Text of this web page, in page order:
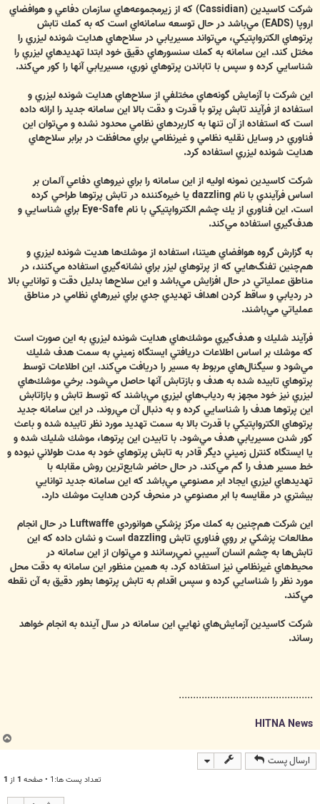
شركت كاسيدين (Cassidian) كه از زيرمجموعه‌هاي سازمان دفاعي و هوافضاي
اروپا (EADS) مي‌باشد در حال توسعه سامانه‌اي است كه به كمك تابش
پرتوهاي الكترواپتيكي، مي‌تواند مسيريابي در سلاح‌هاي هدايت شونده ليزري را
مختل كند. اين سامانه به كمك سنسورهاي دقيق خود ابتدا تهديدهاي ليزري را
شناسايي كرده و سپس با تاباندن پرتوهاي نوري، مسيريابي آنها را كور مي‌كند.
اين شركت با آزمايش گونه‌هاي مختلفي از سلاح‌هاي هدايت شونده ليزري و
استفاده از فرآيند تابش پرتو با قدرت و دقت بالا اين سامانه جديد را ارائه داده
است كه استفاده از آن تنها به كاربردهاي نظامي محدود نشده و مي‌توان اين
فناوري در وسايل نقليه نظامي و غيرنظامي براي محافظت در برابر سلاح‌هاي
هدايت شونده ليزري استفاده كرد.
شركت كاسيدين نمونه اوليه از اين سامانه را براي نيروهاي دفاعي آلمان بر
اساس فرآيندي با نام dazzling يا خيره‌كننده در تابش پرتوها طراحي كرده
است. اين فناوري از يك چشم الكترواپتيكي با نام Eye-Safe براي شناسايي و
هدف‌گيري استفاده مي‌كند.
به گزارش گروه هوافضاي هيتنا، استفاده از موشك‌ها هديت شونده ليزري و
هم‌چنين تفنگ‌هايي كه از پرتوهاي ليزر براي نشانه‌گيري استفاده مي‌كنند، در
مناطق عملياتي در حال افزايش مي‌باشد و اين سلاح‌ها بدليل دقت و توانايي بالا
در رديابي و ساقط كردن اهداف تهديدي جدي براي نيررهاي نظامي در مناطق
عملياتي مي‌باشند.
فرآيند شليك و هدف‌گيري موشك‌هاي هدايت شونده ليزري به اين صورت است
كه موشك بر اساس اطلاعات دريافتي ايستگاه زميني به سمت هدف شليك
مي‌شود و سيگنال‌هاي مربوط به مسير را دريافت مي‌كند. اين اطلاعات توسط
پرتوهاي تابيده شده به هدف و بازتابش آنها حاصل مي‌شود. برخي موشك‌هاي
ليزري نيز خود مجهز به ردياب‌هاي ليزري مي‌باشند كه توسط تابش و بازاتابش
اين پرتوها هدف را شناسايي كرده و به دنبال آن مي‌روند. در اين سامانه جديد
پرتوهاي الكترواپتيكي با قدرت بالا به سمت تهديد مورد نظر تابيده شده و باعث
كور شدن مسيريابي هدف مي‌شود. با تابيدن اين پرتوها، موشك شليك شده و
يا ايستگاه كنترل زميني ديگر قادر به تابش پرتوهاي خود به مدت طولاني نبوده و
خط مسير هدف را گم مي‌كند. در حال حاضر شايع‌ترين روش مقابله با
تهديدهاي ليزري ايجاد ابر مصنوعي مي‌باشد كه اين سامانه جديد توانايي
بيشتري در مقايسه با ابر مصنوعي در منحرف كردن هدايت موشك دارد.
اين شركت هم‌چنين به كمك مركز پزشكي هوانوردي Luftwaffe در حال انجام
مطالعات پزشكي بر روي فناوري تابش dazzling است و نشان داده كه اين
تابش‌ها به چشم انسان آسيبي نمي‌رسانند و مي‌توان از اين سامانه در
محيط‌هاي غيرنظامي نيز استفاده كرد. به همين منظور اين سامانه به دقت محل
مورد نظر را شناسايي كرده و سپس اقدام به تابش پرتوها بطور دقيق به آن نقطه
مي‌كند.
شركت كاسيدين آزمايش‌هاي نهايي اين سامانه در سال آينده به انجام خواهد
رساند.
...............................................
HITNA News
ارسال پست
تعداد پست ها:1 • صفحه 1 از 1